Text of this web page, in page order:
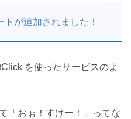
トが追加されました！
を使ったサービスのよ
「おぉ！すげー！」ってな